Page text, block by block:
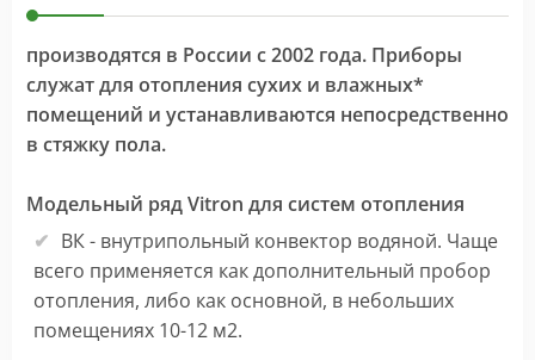
производятся в России с 2002 года. Приборы
служат для отопления сухих и влажных*
помещений и устанавливаются непосредственно
в стяжку пола.
Модельный ряд Vitron для систем отопления
ВК - внутрипольный конвектор водяной. Чаще
всего применяется как дополнительный пробор
отопления, либо как основной, в небольших
помещениях 10-12 м2.